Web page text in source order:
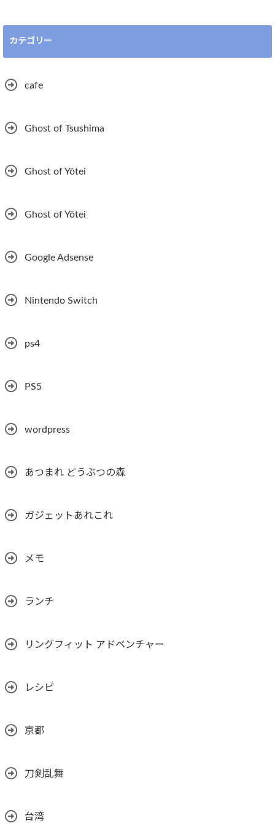
カテゴリー
cafe
Ghost of Tsushima
Ghost of Yōtei
Ghost of Yōtei
Google Adsense
Nintendo Switch
ps4
PS5
wordpress
あつまれ どうぶつの森
ガジェットあれこれ
メモ
ランチ
リングフィット アドベンチャー
レシピ
京都
刀剣乱舞
台湾